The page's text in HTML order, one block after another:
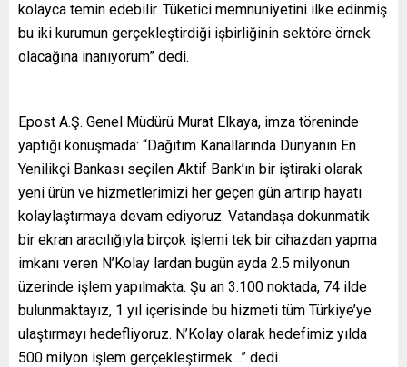
kolayca temin edebilir. Tüketici memnuniyetini ilke edinmiş
bu iki kurumun gerçekleştirdiği işbirliğinin sektöre örnek
olacağına inanıyorum” dedi.
Epost A.Ş. Genel Müdürü Murat Elkaya, imza töreninde
yaptığı konuşmada: “Dağıtım Kanallarında Dünyanın En
Yenilikçi Bankası seçilen Aktif Bank’ın bir iştiraki olarak
yeni ürün ve hizmetlerimizi her geçen gün artırıp hayatı
kolaylaştırmaya devam ediyoruz. Vatandaşa dokunmatik
bir ekran aracılığıyla birçok işlemi tek bir cihazdan yapma
imkanı veren N’Kolay lardan bugün ayda 2.5 milyonun
üzerinde işlem yapılmakta. Şu an 3.100 noktada, 74 ilde
bulunmaktayız, 1 yıl içerisinde bu hizmeti tüm Türkiye’ye
ulaştırmayı hedefliyoruz. N’Kolay olarak hedefimiz yılda
500 milyon işlem gerçekleştirmek…” dedi.